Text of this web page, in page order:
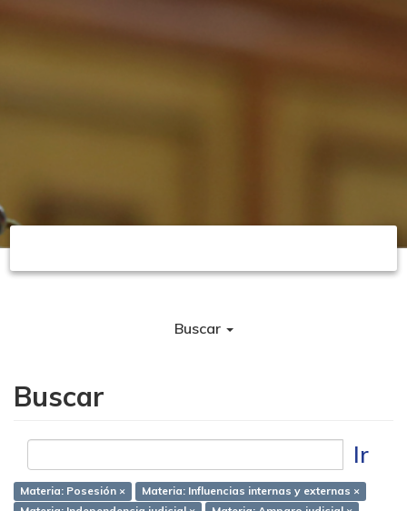
Buscar
Buscar
Ir
Materia: Posesión ×
Materia: Influencias internas y externas ×